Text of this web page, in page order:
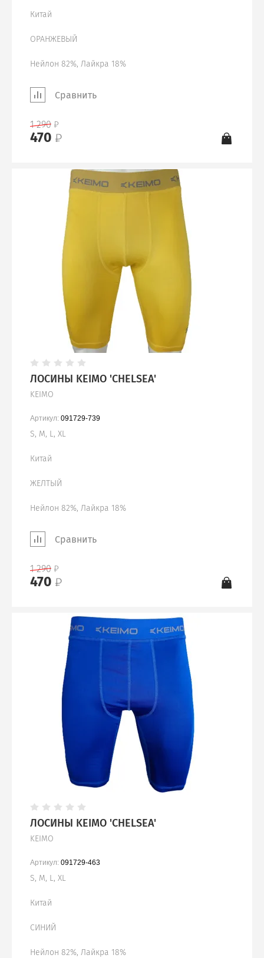
Китай
ОРАНЖЕВЫЙ
Нейлон 82%, Лайкра 18%
Сравнить
1 290
470
ЛОСИНЫ KEIMO 'CHELSEA'
KEIMO
Артикул: 091729-739
S, M, L, XL
Китай
ЖЕЛТЫЙ
Нейлон 82%, Лайкра 18%
Сравнить
1 290
470
ЛОСИНЫ KEIMO 'CHELSEA'
KEIMO
Артикул: 091729-463
S, M, L, XL
Китай
СИНИЙ
Нейлон 82%, Лайкра 18%